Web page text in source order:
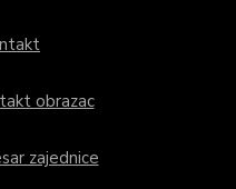
obrazac
zajednice